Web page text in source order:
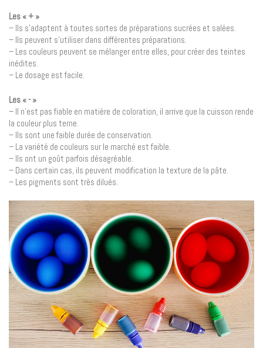
Les « + »
– Ils s’adaptent à toutes sortes de préparations sucrées et salées.
– Ils peuvent s’utiliser dans différentes préparations.
– Les couleurs peuvent se mélanger entre elles, pour créer des teintes
inédites.
– Le dosage est facile.
Les « - »
– Il n’est pas fiable en matière de coloration, il arrive que la cuisson rende
la couleur plus terne.
– Ils sont une faible durée de conservation.
– La variété de couleurs sur le marché est faible.
– Ils ont un goût parfois désagréable.
– Dans certain cas, ils peuvent modification la texture de la pâte.
– Les pigments sont très dilués.